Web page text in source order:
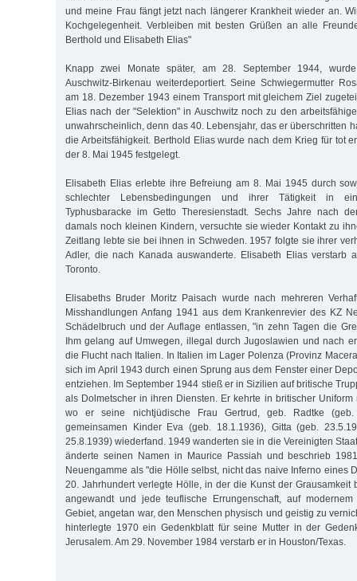
und meine Frau fängt jetzt nach längerer Krankheit wieder an.
Kochgelegenheit. Verbleiben mit besten Grüßen an alle
Berthold und Elisabeth Elias"
Knapp zwei Monate später, am 28. September 1944,
Auschwitz-Birkenau weiterdeportiert. Seine Schwiegermutter
am 18. Dezember 1943 einem Transport mit gleichem Ziel
Elias nach der "Selektion" in Auschwitz noch zu den
unwahrscheinlich, denn das 40. Lebensjahr, das er überschritten
die Arbeitsfähigkeit. Berthold Elias wurde nach dem Krieg für tot
der 8. Mai 1945 festgelegt.
Elisabeth Elias erlebte ihre Befreiung am 8. Mai 1945 durch
schlechter Lebensbedingungen und ihrer Tätigkeit in
Typhusbaracke im Getto Theresienstadt. Sechs Jahre nach
damals noch kleinen Kindern, versuchte sie wieder Kontakt zu
Zeitlang lebte sie bei ihnen in Schweden. 1957 folgte sie ihrer
Adler, die nach Kanada auswanderte. Elisabeth Elias verstarb
Toronto.
Elisabeths Bruder Moritz Paisach wurde nach mehreren
Misshandlungen Anfang 1941 aus dem Krankenrevier des KZ
Schädelbruch und der Auflage entlassen, "in zehn Tagen die
Ihm gelang auf Umwegen, illegal durch Jugoslawien und nach
die Flucht nach Italien. In Italien im Lager Polenza (Provinz
sich im April 1943 durch einen Sprung aus dem Fenster einer
entziehen. Im September 1944 stieß er in Sizilien auf britische
als Dolmetscher in ihren Diensten. Er kehrte in britischer Uniform
wo er seine nichtjüdische Frau Gertrud, geb. Radtke
gemeinsamen Kinder Eva (geb. 18.1.1936), Gitta (geb.
25.8.1939) wiederfand. 1949 wanderten sie in die Vereinigten
änderte seinen Namen in Maurice Passiah und beschrieb
Neuengamme als "die Hölle selbst, nicht das naive Inferno eines
20. Jahrhundert verlegte Hölle, in der die Kunst der Grausamkeit
angewandt und jede teuflische Errungenschaft, auf modernem
Gebiet, angetan war, den Menschen physisch und geistig zu
hinterlegte 1970 ein Gedenkblatt für seine Mutter in der
Jerusalem. Am 29. November 1984 verstarb er in Houston/Texas.